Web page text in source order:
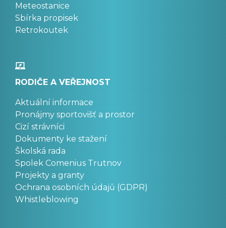
Meteostanice
Sbírka propisek
Retrokoutek
RODIČE A VEŘEJNOST
Aktuální informace
Pronájmy sportovišť a prostor
Cizí strávníci
Dokumenty ke stažení
Školská rada
Spolek Comenius Trutnov
Projekty a granty
Ochrana osobních údajů (GDPR)
Whistleblowing